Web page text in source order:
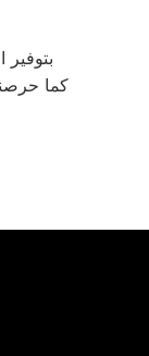
. كما حرصنا علي العمل